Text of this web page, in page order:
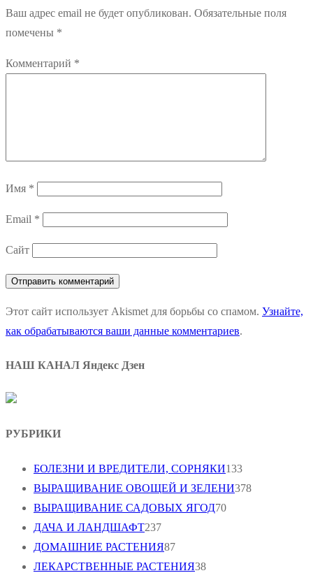
Ваш адрес email не будет опубликован. Обязательные поля
помечены *
Комментарий *
Имя *
Email *
Сайт
Этот сайт использует Akismet для борьбы со спамом. Узнайте,
как обрабатываются ваши данные комментариев.
НАШ КАНАЛ Яндекс Дзен
РУБРИКИ
БОЛЕЗНИ И ВРЕДИТЕЛИ, СОРНЯКИ133
ВЫРАЩИВАНИЕ ОВОЩЕЙ И ЗЕЛЕНИ378
ВЫРАЩИВАНИЕ САДОВЫХ ЯГОД70
ДАЧА И ЛАНДШАФТ237
ДОМАШНИЕ РАСТЕНИЯ87
ЛЕКАРСТВЕННЫЕ РАСТЕНИЯ38